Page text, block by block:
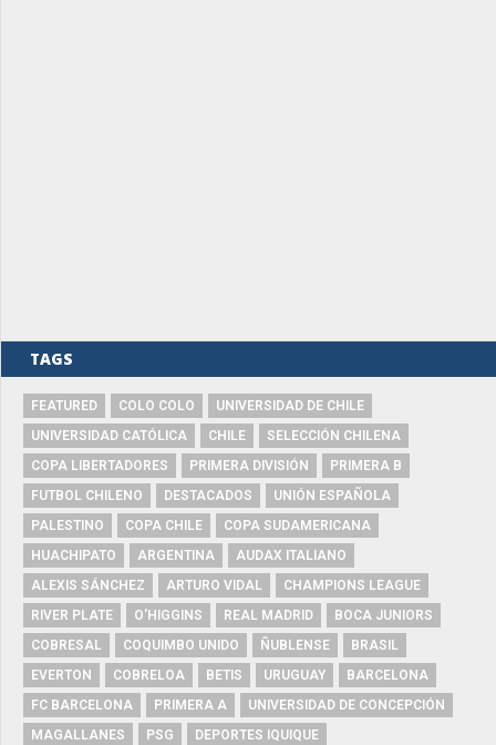
TAGS
FEATURED COLO COLO
UNIVERSIDAD DE CHILE
UNIVERSIDAD CATÓLICA
CHILE
SELECCIÓN CHILENA
COPA LIBERTADORES
PRIMERA DIVISIÓN
PRIMERA B
FUTBOL CHILENO
DESTACADOS
UNIÓN ESPAÑOLA
PALESTINO
COPA CHILE
COPA SUDAMERICANA
HUACHIPATO
ARGENTINA
AUDAX ITALIANO
ALEXIS SÁNCHEZ
ARTURO VIDAL
CHAMPIONS LEAGUE
RIVER PLATE
O'HIGGINS REAL MADRID
BOCA JUNIORS
COBRESAL
COQUIMBO UNIDO ÑUBLENSE
BRASIL
EVERTON
COBRELOA BETIS URUGUAY
BARCELONA
FC BARCELONA
PRIMERA A
UNIVERSIDAD DE CONCEPCIÓN
MAGALLANES
PSG DEPORTES IQUIQUE